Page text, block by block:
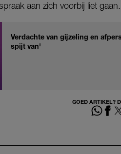
aan zich voorbij liet gaan.
Verdachte van gijzeling en
spijt van'
GOED ARTIKEL?